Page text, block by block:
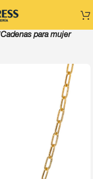
Cadenas para mujer